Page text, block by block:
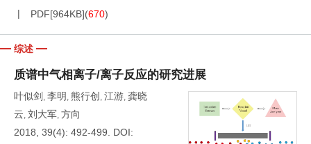
PDF[964KB](670)
综述
质谱中气相离子/离子反应的研究进展
叶似剑 , 李明 , 熊行创 , 江游, 龚晓
云, 刘大军, 方向
2018, 39(4): 492-499.
DOI: